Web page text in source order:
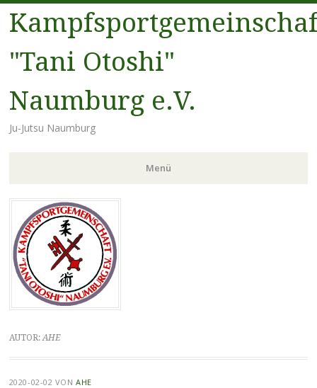
"Tani Otoshi"
Naumburg e.V.
Ju-Jutsu Naumburg
Menü
Zum
Inhalt
springen
AUTOR: AHE
2020-02-02 VONAHE